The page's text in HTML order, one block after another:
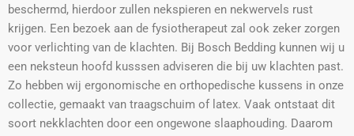
beschermd, hierdoor zullen nekspieren en nekwervels rust
krijgen. Een bezoek aan de fysiotherapeut zal ook zeker zorgen
voor verlichting van de klachten. Bij Bosch Bedding kunnen wij u
een neksteun hoofd kusssen adviseren die bij uw klachten past.
Zo hebben wij ergonomische en orthopedische kussens in onze
collectie, gemaakt van traagschuim of latex. Vaak ontstaat dit
soort nekklachten door een ongewone slaaphouding. Daarom